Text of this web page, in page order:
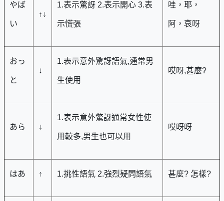
やば
い
↑↓
1.表示驚訝 2.表示開心 3.表
示慌張
哇，耶，
阿，哀呀
おっ
と
↓
1.表示意外驚訝語氣,通常男
生使用
哎呀,甚麼?
あら ↓
1.表示意外驚訝通常女性使
用較多,男生也可以用
哎呀呀
はあ ↑ 1.挑性語氣 2.強烈疑問語氣 甚麼? 怎樣?